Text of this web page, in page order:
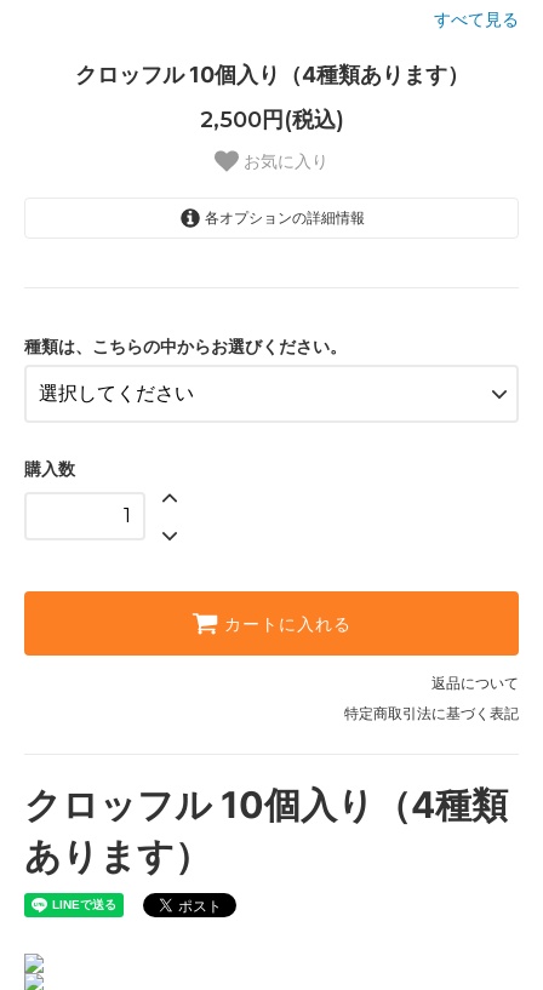
すべて見る
クロッフル 10個入り（4種類あります）
2,500円(税込)
お気に入り
各オプションの詳細情報
オレンジ
種類は、こちらの中からお選びください。
購入数
カートに入れる
返品について
特定商取引法に基づく表記
クロッフル 10個入り（4種類
あります）